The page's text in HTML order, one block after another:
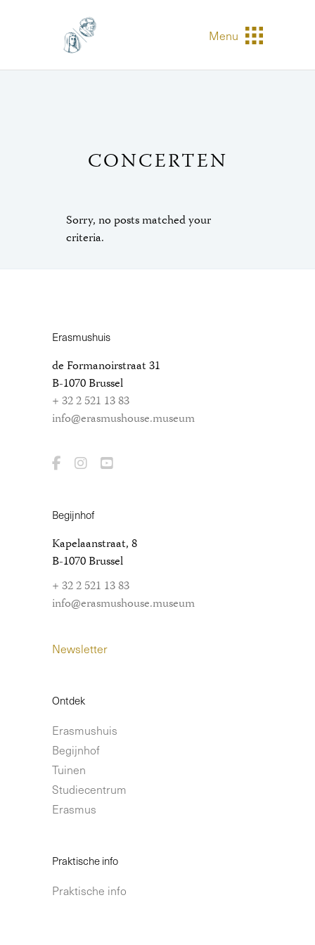
Menu
CONCERTEN
Sorry, no posts matched your
criteria.
Erasmushuis
de Formanoirstraat 31
B-1070 Brussel
+ 32 2 521 13 83
info@erasmushouse.museum
Begijnhof
Kapelaanstraat, 8
B-1070 Brussel
+ 32 2 521 13 83
info@erasmushouse.museum
Newsletter
Ontdek
Erasmushuis
Begijnhof
Tuinen
Studiecentrum
Erasmus
Praktische info
Praktische info